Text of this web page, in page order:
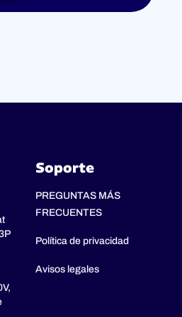
Soporte
PREGUNTAS MÁS
FRECUENTES
Política de privacidad
Avisos legales